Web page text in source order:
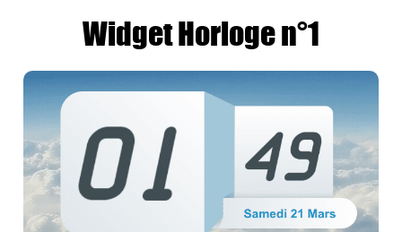
Widget Horloge n°1